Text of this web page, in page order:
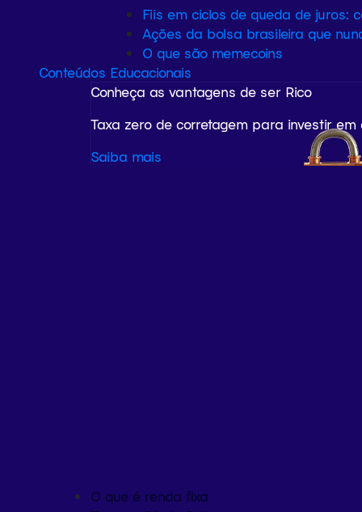
Fiis em ciclos de queda de juros:
Ações da bolsa brasileira que
O que são memecoins
Conteúdos Educacionais
Conheça as vantagens de ser Rico
Taxa zero de corretagem para investir
Saiba mais
O que é renda fixa